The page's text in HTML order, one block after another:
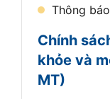
Chính
khỏe và
MT)
Thông báo